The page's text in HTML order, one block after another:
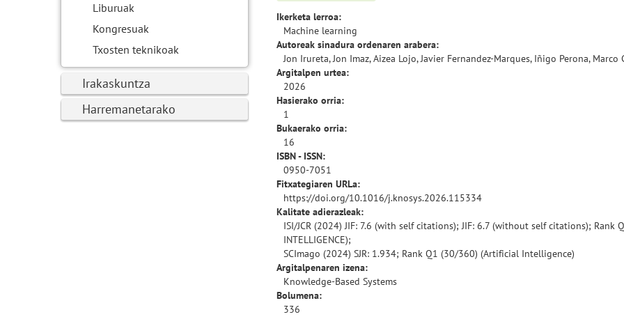
Liburuak
Kongresuak
Txosten teknikoak
Irakaskuntza
Harremanetarako
Ikerketa lerroa:
Machine learning
Autoreak sinadura ordenaren arabera:
Jon Irureta, Jon Imaz, Aizea Lojo, Javier Fernandez-Marques, Iñigo Perona, Marco
Argitalpen urtea:
2026
Hasierako orria:
1
Bukaerako orria:
16
ISBN - ISSN:
0950-7051
Fitxategiaren URLa:
https://doi.org/10.1016/j.knosys.2026.115334
Kalitate adierazleak:
ISI/JCR (2024) JIF: 7.6 (with self citations); JIF: 6.7 (without self citations); Rank
INTELLIGENCE);
SCImago (2024) SJR: 1.934; Rank Q1 (30/360) (Artificial Intelligence)
Argitalpenaren izena:
Knowledge-Based Systems
Bolumena:
336